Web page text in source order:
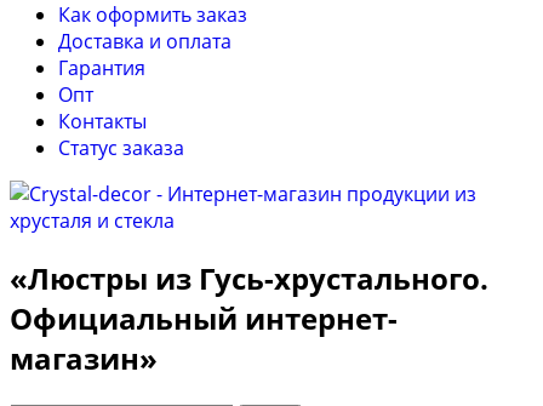
Как оформить заказ
Доставка и оплата
Гарантия
Опт
Контакты
Cтатус заказа
«Люстры из Гусь-хрустального.
Официальный интернет-
магазин»